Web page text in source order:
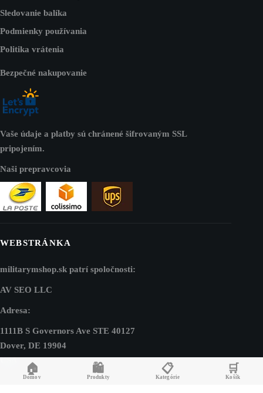
Sledovanie balíka
Podmienky používania
Politika vrátenia
Bezpečné nakupovanie
Vaše údaje a platby sú chránené šifrovaným SSL
pripojením.
Naši prepravcovia
WEBSTRÁNKA
militarymshop.sk patrí spoločnosti:
AV SEO LLC
Adresa:
1111B S Governors Ave STE 40127
Dover, DE 19904
USA
🏠
Domov
🛍️
Produkty
📋
Kategórie
🛒
Košík